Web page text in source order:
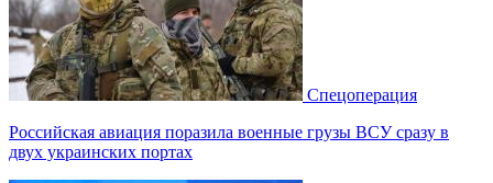
Спецоперация
Российская авиация поразила военные грузы ВСУ сразу в
двух украинских портах